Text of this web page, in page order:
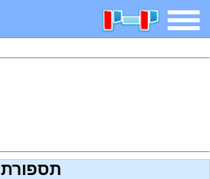
משחקים בדיחות
תספורת